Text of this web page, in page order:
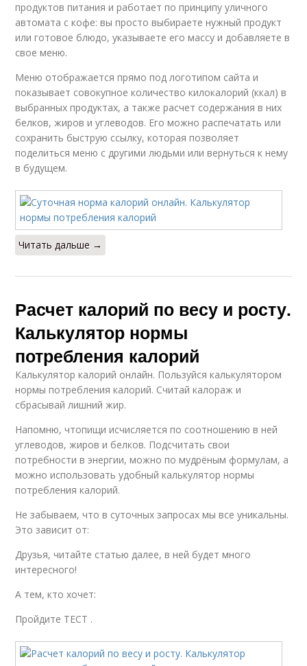
продуктов питания и работает по принципу уличного
автомата с кофе: вы просто выбираете нужный продукт
или готовое блюдо, указываете его массу и добавляете в
свое меню.
Меню отображается прямо под логотипом сайта и
показывает совокупное количество килокалорий (ккал) в
выбранных продуктах, а также расчет содержания в них
белков, жиров и углеводов. Его можно распечатать или
сохранить быструю ссылку, которая позволяет
поделиться меню с другими людьми или вернуться к нему
в будущем.
Читать дальше →
Расчет калорий по весу и росту.
Калькулятор нормы
потребления калорий
Калькулятор калорий онлайн. Пользуйся калькулятором
нормы потребления калорий. Считай калораж и
сбрасывай лишний жир.
Напомню, чтопищи исчисляется по соотношению в ней
углеводов, жиров и белков. Подсчитать свои
потребности в энергии, можно по мудрёным формулам, а
можно использовать удобный калькулятор нормы
потребления калорий.
Не забываем, что в суточных запросах мы все уникальны.
Это зависит от:
Друзья, читайте статью далее, в ней будет много
интересного!
А тем, кто хочет:
Пройдите ТЕСТ .